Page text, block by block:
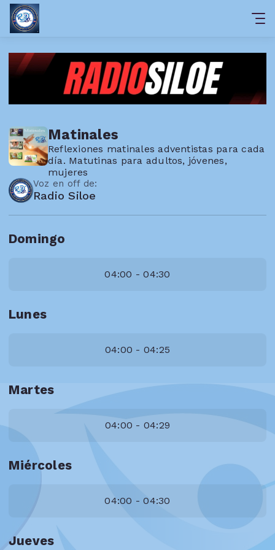
Matinales
Reflexiones matinales adventistas para cada
día. Matutinas para adultos, jóvenes,
mujeres
Voz en off de:
Radio Siloe
Domingo
04:00 - 04:30
Lunes
04:00 - 04:25
Martes
04:00 - 04:29
Miércoles
04:00 - 04:30
Jueves